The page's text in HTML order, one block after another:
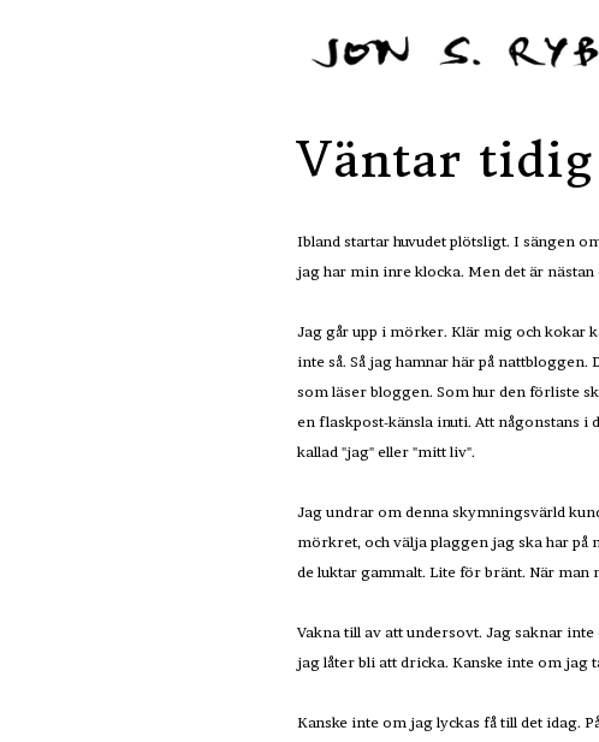
Väntar
Ibland startar huvudet plötsligt. I sängen
jag har min inre klocka. Men det är
Jag går upp i mörker. Klär mig och kokar
inte så. Så jag hamnar här på
som läser bloggen. Som hur den förliste
en flaskpost-känsla inuti. Att någonstans i
kallad "jag" eller "mitt liv".
Jag undrar om denna skymningsvärld
mörkret, och välja plaggen jag ska har
de luktar gammalt. Lite för bränt. När man
Vakna till av att undersovt. Jag saknar
jag låter bli att dricka. Kanske inte om jag
Kanske inte om jag lyckas få till det idag.